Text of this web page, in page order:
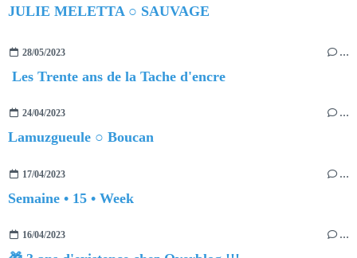
JULIE MELETTA ○ SAUVAGE
28/05/2023 …
Les Trente ans de la Tache d'encre
24/04/2023 …
Lamuzgueule ○ Boucan
17/04/2023 …
Semaine • 15 • Week
16/04/2023 …